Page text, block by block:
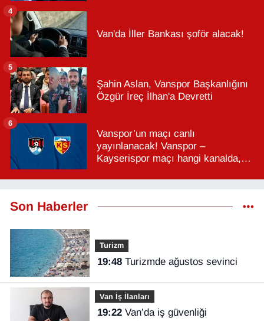
Van'da İller Bankası şoför alacak!
4
Şahin Aslan, Vanspor Başkanlığını
Özgür İreç İlhan'a Devretti
5
Vanspor’un maçı canlı
yayınlanacak! Vanspor –
Kayserispor maçı hangi kanalda,
6
Son Haberler
Turizm
19:48 Turizmde ağustos sevinci
Van İş İlanları
19:22Van’da iş güvenliği